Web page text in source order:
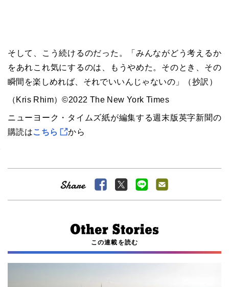
そして、こう続けるのだった。「みんながどう考えるか
をあれこれ気にするのは、もうやめた。そのとき、その
瞬間を楽しめれば、それでいいんじゃないの」（抄訳）
（Kris Rhim）©2022 The New York Times
ニューヨーク・タイムズ紙が編集する週末版英字新聞の
購読はこちら から
この連載を読む